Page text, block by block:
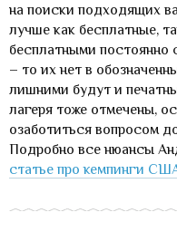
на поиски подходящих
лучше как бесплатные,
бесплатными постоянно
– то их нет в
лишними будут и
лагеря тоже отмечены,
озаботиться вопросом
Подробно все нюансы
статье про кемпинги